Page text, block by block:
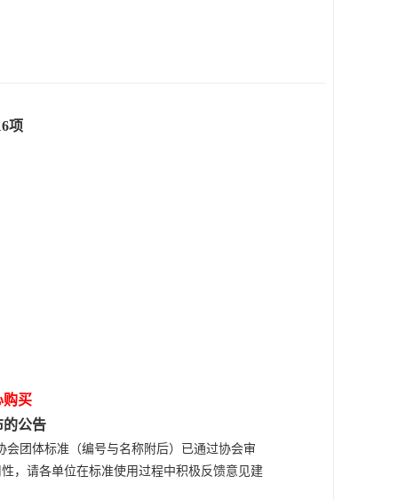
项
购买
的公告
会团体标准（编号与名称附后）已通过协会审
，请各单位在标准使用过程中积极反馈意见建